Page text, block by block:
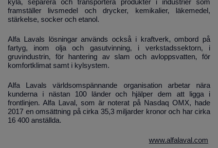
kyla, separera och transportera produkter i industrier som
framställer livsmedel och drycker, kemikalier, läkemedel,
stärkelse, socker och etanol.
Alfa Lavals lösningar används också i kraftverk, ombord på
fartyg, inom olja och gasutvinning, i verkstadssektorn, i
gruvindustrin, för hantering av slam och avloppsvatten, för
komfortklimat samt i kylsystem.
Alfa Lavals världsomspännande organisation arbetar nära
kunderna i nästan 100 länder och hjälper dem att ligga i
frontlinjen. Alfa Laval, som är noterat på Nasdaq OMX, hade
2017 en omsättning på cirka 35,3 miljarder kronor och har cirka
16 400 anställda.
www.alfalaval.com